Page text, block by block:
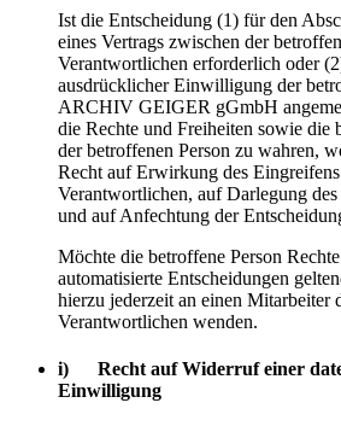
Ist die Entscheidung (1) für den
eines Vertrags zwischen der
Verantwortlichen erforderlich oder
ausdrücklicher Einwilligung der
ARCHIV GEIGER gGmbH
die Rechte und Freiheiten sowie die
der betroffenen Person zu wahren,
Recht auf Erwirkung des Eingreifens
Verantwortlichen, auf Darlegung
und auf Anfechtung der
Möchte die betroffene Person
automatisierte Entscheidungen
hierzu jederzeit an einen Mitarbeiter
Verantwortlichen wenden.
i) Recht auf Widerruf einer
Einwilligung